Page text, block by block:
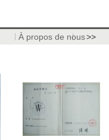
À propos de nous>>